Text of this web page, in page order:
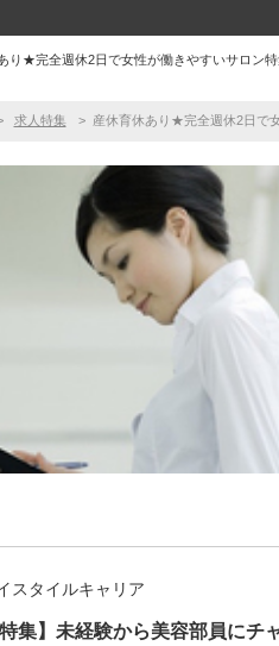
り★完全週休2日で女性が働きやすいサロン
求人特集 産休育休あり★完全週休2日で
スタイルキャリア
特集】未経験から美容部員に